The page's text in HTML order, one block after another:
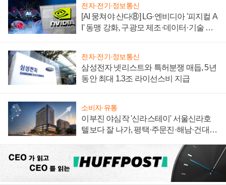
전자·전기·정보통신
[AI 뭉쳐야 산다⑧] LG·엔비디아 '피지컬 A
I' 동맹 강화, 구광모 제조·데이터·기술 결
전자·전기·정보통신
삼성전자 넷리스트와 특허분쟁 매듭, 5년
동안 최대 1.3조 라이선스비 지급
소비자·유통
이부진 야심작 '신라스테이' 서울신라호
텔보다 잘 나가, 평택·주문진·해남·건대로